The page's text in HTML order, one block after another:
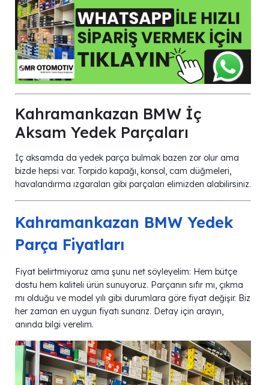
Kahramankazan BMW İç
Aksam Yedek Parçaları
İç aksamda da yedek parça bulmak bazen zor olur ama
bizde hepsi var. Torpido kapağı, konsol, cam düğmeleri,
havalandırma ızgaraları gibi parçaları elimizden alabilirsiniz.
Kahramankazan BMW Yedek
Parça Fiyatları
Fiyat belirtmiyoruz ama şunu net söyleyelim: Hem bütçe
dostu hem kaliteli ürün sunuyoruz. Parçanın sıfır mı, çıkma
mı olduğu ve model yılı gibi durumlara göre fiyat değişir. Biz
her zaman en uygun fiyatı sunarız. Detay için arayın,
anında bilgi verelim.